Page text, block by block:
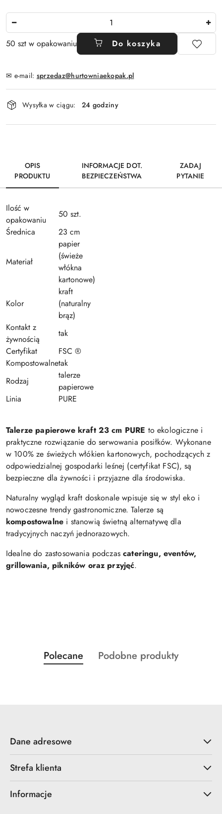
50 szt w opakowaniu Do koszyka
✉ e-mail: sprzedaz@hurtowniaekopak.pl
Dostępność
i
dostawa
Wysyłka w ciągu: 24 godziny
OPIS
PRODUKTU
INFORMACJE DOT.
BEZPIECZEŃSTWA
ZADAJ
PYTANIE
Ilość w
opakowaniu
50 szt.
Średnica
23 cm
Materiał
papier
(świeże
włókna
kartonowe)
Kolor
kraft
(naturalny
brąz)
Kontakt z
żywnością
tak
Certyfikat
FSC ®
Kompostowalnetak
Rodzaj
talerze
papierowe
Linia
PURE
Talerze papierowe kraft 23 cm PURE to ekologiczne i
praktyczne rozwiązanie do serwowania posiłków. Wykonane
w 100% ze świeżych włókien kartonowych, pochodzących z
odpowiedzialnej gospodarki leśnej (certyfikat FSC), są
bezpieczne dla żywności i przyjazne dla środowiska.
Naturalny wygląd kraft doskonale wpisuje się w styl eko i
nowoczesne trendy gastronomiczne. Talerze są
kompostowalne i stanowią świetną alternatywę dla
tradycyjnych naczyń jednorazowych.
Idealne do zastosowania podczascateringu, eventów,
grillowania, pikników oraz przyjęć.
Pomiń karuzelę produktów
Produkty
o
Polecane
Produkty
Podobne produkty
Dane adresowe
Strefa klienta
Informacje